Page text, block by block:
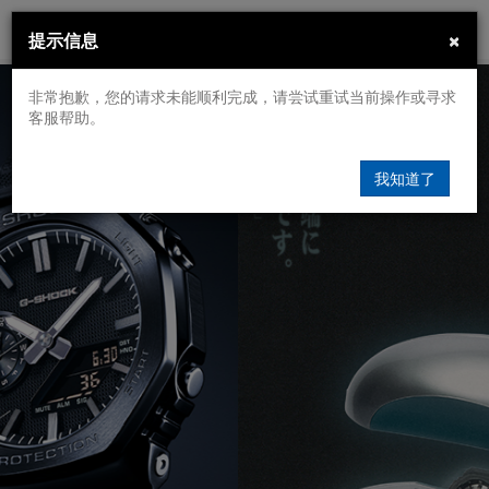
×
提示信息
非常抱歉，您的请求未能顺利完成，请尝试重试当前操作或寻求
客服帮助。
我知道了